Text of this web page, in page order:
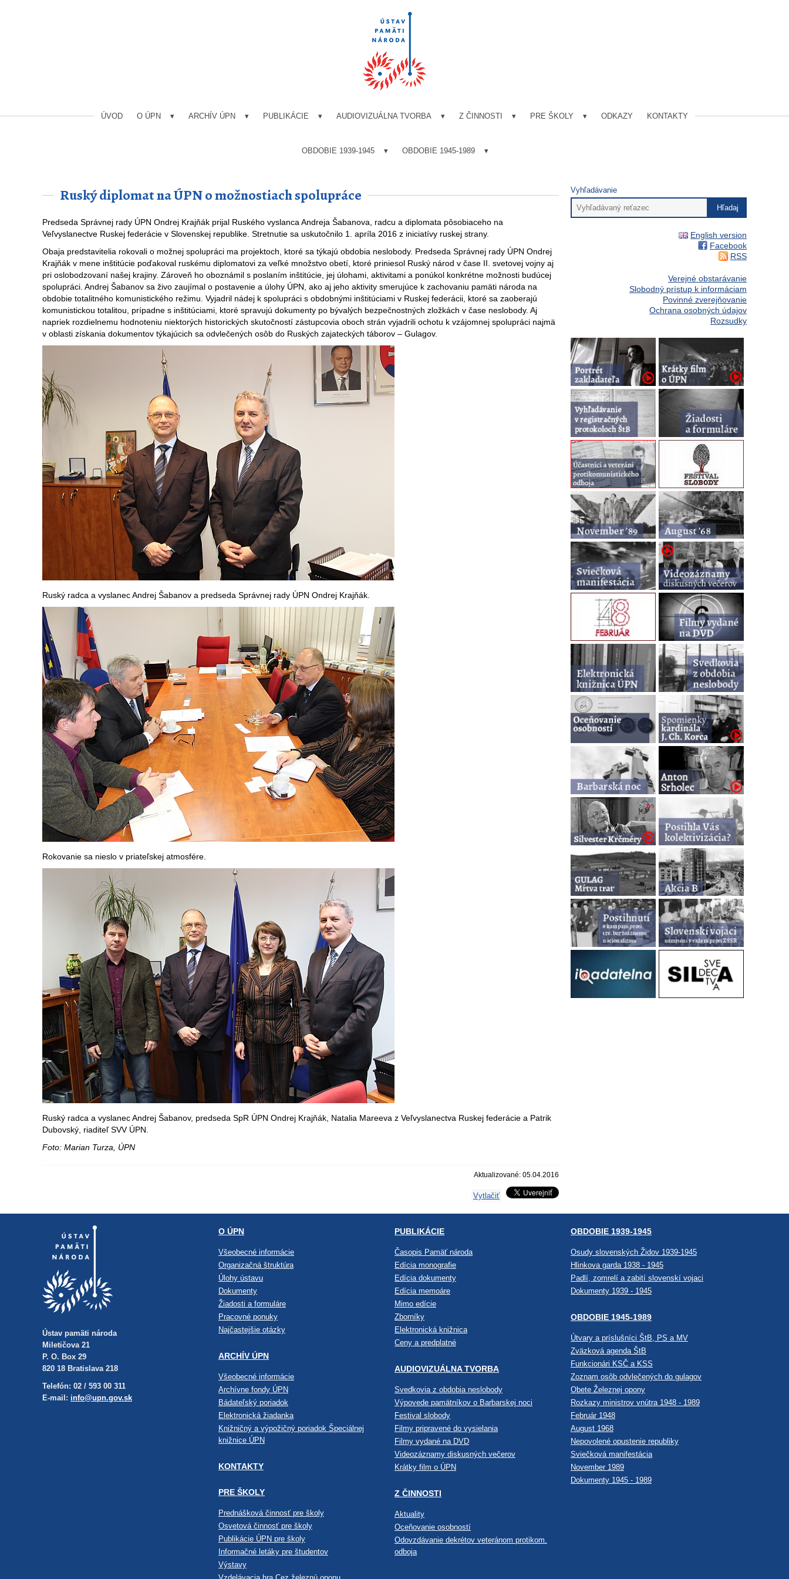
ÚVOD O ÚPN ARCHÍV ÚPN PUBLIKÁCIE AUDIOVIZUÁLNA TVORBA Z ČINNOSTI PRE ŠKOLY ODKAZY KONTAKTY
OBDOBIE 1939-1945 OBDOBIE 1945-1989
Ruský diplomat na ÚPN o možnostiach spolupráce
Predseda Správnej rady ÚPN Ondrej Krajňák prijal Ruského vyslanca Andreja Šabanova, radcu a diplomata pôsobiaceho na
Veľvyslanectve Ruskej federácie v Slovenskej republike. Stretnutie sa uskutočnilo 1. apríla 2016 z iniciatívy ruskej strany.
Obaja predstavitelia rokovali o možnej spolupráci ma projektoch, ktoré sa týkajú obdobia neslobody. Predseda Správnej rady ÚPN Ondrej
Krajňák v mene inštitúcie poďakoval ruskému diplomatovi za veľké množstvo obetí, ktoré priniesol Ruský národ v čase II. svetovej vojny aj
pri oslobodzovaní našej krajiny. Zároveň ho oboznámil s poslaním inštitúcie, jej úlohami, aktivitami a ponúkol konkrétne možnosti budúcej
spolupráci. Andrej Šabanov sa živo zaujímal o postavenie a úlohy ÚPN, ako aj jeho aktivity smerujúce k zachovaniu pamäti národa na
obdobie totalitného komunistického režimu. Vyjadril nádej k spolupráci s obdobnými inštitúciami v Ruskej federácii, ktoré sa zaoberajú
komunistickou totalitou, prípadne s inštitúciami, ktoré spravujú dokumenty po bývalých bezpečnostných zložkách v čase neslobody. Aj
napriek rozdielnemu hodnoteniu niektorých historických skutočností zástupcovia oboch strán vyjadrili ochotu k vzájomnej spolupráci najmä
v oblasti získania dokumentov týkajúcich sa odvlečených osôb do Ruských zajateckých táborov – Gulagov.
Ruský radca a vyslanec Andrej Šabanov a predseda Správnej rady ÚPN Ondrej Krajňák.
Rokovanie sa nieslo v priateľskej atmosfére.
Ruský radca a vyslanec Andrej Šabanov, predseda SpR ÚPN Ondrej Krajňák, Natalia Mareeva z Veľvyslanectva Ruskej federácie a Patrik
Dubovský, riaditeľ SVV ÚPN.
Foto: Marian Turza, ÚPN
Aktualizované: 05.04.2016
Vytlačiť
Vyhľadávanie
English version
Facebook
RSS
Verejné obstarávanie
Slobodný prístup k informáciam
Povinné zverejňovanie
Ochrana osobných údajov
Rozsudky
Ústav pamäti národa
Miletičova 21
P. O. Box 29
820 18 Bratislava 218
Telefón: 02 / 593 00 311
E-mail: info@upn.gov.sk
O ÚPN
Všeobecné informácie
Organizačná štruktúra
Úlohy ústavu
Dokumenty
Žiadosti a formuláre
Pracovné ponuky
Najčastejšie otázky
ARCHÍV ÚPN
Všeobecné informácie
Archívne fondy ÚPN
Bádateľský poriadok
Elektronická žiadanka
Knižničný a výpožičný poriadok Špeciálnej
knižnice ÚPN
KONTAKTY
PRE ŠKOLY
Prednášková činnosť pre školy
Osvetová činnosť pre školy
Publikácie ÚPN pre školy
Informačné letáky pre študentov
Výstavy
PUBLIKÁCIE
Časopis Pamäť národa
Edícia monografie
Edícia dokumenty
Edícia memoáre
Mimo edície
Zborníky
Elektronická knižnica
Ceny a predplatné
AUDIOVIZUÁLNA TVORBA
Svedkovia z obdobia neslobody
Výpovede pamätníkov o Barbarskej noci
Festival slobody
Filmy pripravené do vysielania
Filmy vydané na DVD
Videozáznamy diskusných večerov
Krátky film o ÚPN
Z ČINNOSTI
Aktuality
Oceňovanie osobností
Odovzdávanie dekrétov veteránom protikom.
odboja
OBDOBIE 1939-1945
Osudy slovenských Židov 1939-1945
Hlinkova garda 1938 - 1945
Padlí, zomrelí a zabití slovenskí vojaci
Dokumenty 1939 - 1945
OBDOBIE 1945-1989
Útvary a príslušníci ŠtB, PS a MV
Zväzková agenda ŠtB
Funkcionári KSČ a KSS
Zoznam osôb odvlečených do gulagov
Obete Železnej opony
Rozkazy ministrov vnútra 1948 - 1989
Február 1948
August 1968
Nepovolené opustenie republiky
Sviečková manifestácia
November 1989
Dokumenty 1945 - 1989